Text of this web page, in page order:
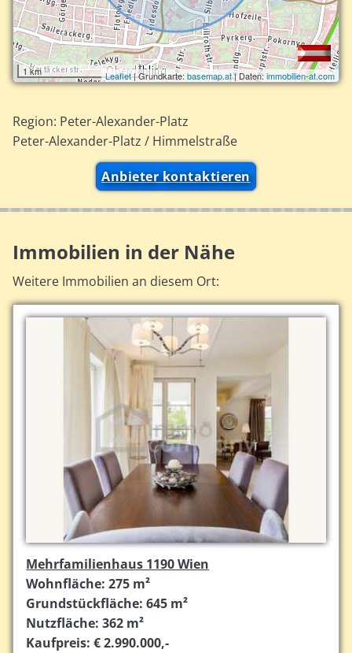
1 km Leaflet| Grundkarte: basemap.at| Daten:immobilien-at.com
Region: Peter-Alexander-Platz
Peter-Alexander-Platz / Himmelstraße
Anbieter kontaktieren
Immobilien in der Nähe
Weitere Immobilien an diesem Ort:
Mehrfamilienhaus 1190 Wien
Wohnfläche: 275 m²
Grundstückfläche: 645 m²
Nutzfläche: 362 m²
Kaufpreis: € 2.990.000,-